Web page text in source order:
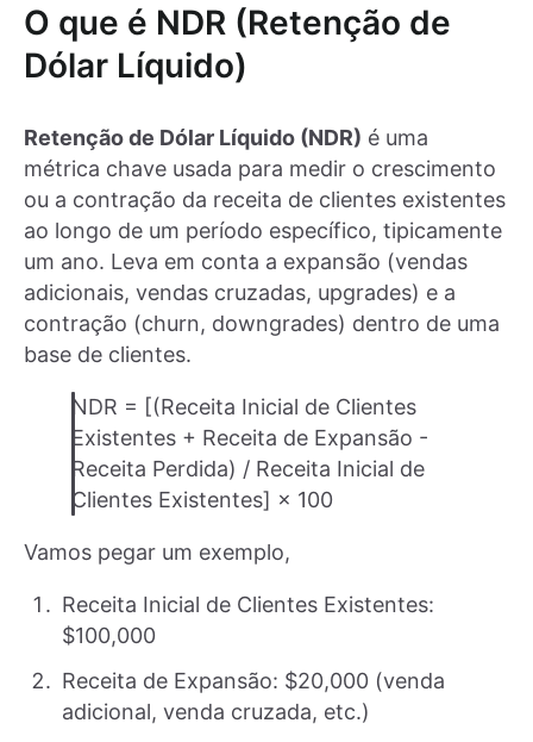
O que é NDR (Retenção de
Dólar Líquido)
Retenção de Dólar Líquido (NDR) é uma
métrica chave usada para medir o crescimento
ou a contração da receita de clientes existentes
ao longo de um período específico, tipicamente
um ano. Leva em conta a expansão (vendas
adicionais, vendas cruzadas, upgrades) e a
contração (churn, downgrades) dentro de uma
base de clientes.
NDR = [(Receita Inicial de Clientes
Existentes + Receita de Expansão -
Receita Perdida) / Receita Inicial de
Clientes Existentes] × 100
Vamos pegar um exemplo,
Receita Inicial de Clientes Existentes:
$100,000
Receita de Expansão: $20,000 (venda
adicional, venda cruzada, etc.)